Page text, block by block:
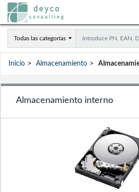
Todas las categorías
Inicio Almacenamiento
Almacenamiento interno